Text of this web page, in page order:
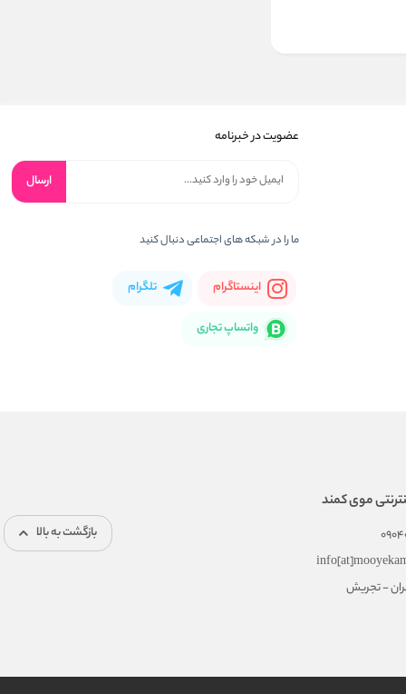
عضویت در خبرنامه
ارسال
ما را در شبکه های اجتماعی دنبال کنید
اینستاگرام تلگرام
واتساپ تجاری
موی کمند
- تجریش
بازگشت به بالا